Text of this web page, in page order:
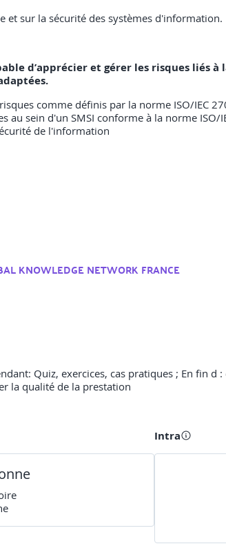
et sur la sécurité des systèmes d'information.
d’apprécier et gérer les risques liés
comme définis par la norme ISO/IEC
au sein d'un SMSI conforme à la norme ISO/
de l'information
KNOWLEDGE NETWORK FRANCE
Quiz, exercices, cas pratiques ; En fin
la qualité de la prestation
Intra